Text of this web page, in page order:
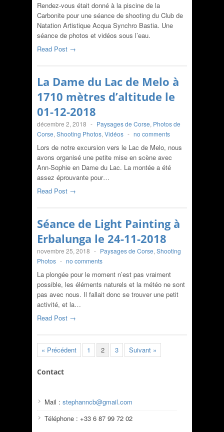
Rendez-vous était donné à la piscine de la
Carbonite pour une séance de shooting du Club de
Natation Artistique Acqua Synchro Bastia. Une
séance de photos et vidéos sous l’eau.
Read Post →
La Dame du Lac de Melo à
1710 mètres d’altitude le
01-12-2018
décembre 2, 2018 - Paysages de Corse, Photos de
Corse, Shooting Photos, Vidéos - no comments
Lors de notre excursion vers le Lac de Melo, nous
avons organisé une petite mise en scène avec
Ann-Sophie en Dame du Lac. La montée a été
assez éprouvante pour…
Read Post →
Séance de Light Painting à
Erbalunga le 24-11-2018
novembre 25, 2018 - Paysages de Corse, Shooting
Photos - no comments
La plongée pour le moment n’est pas vraiment
possible, les éléments naturels et la météo ne sont
pas avec nous. Il fallait donc se trouver une petit
activité, et la…
Read Post →
« Précédent 1 2 3 Suivant »
Contact
Mail : stephanncb@gmail.com
Téléphone : +33 6 87 99 72 02